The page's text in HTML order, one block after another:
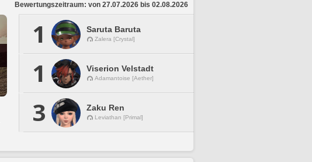
Bewertungszeitraum: von 27.07.2026 bis 02.08.2026
1 Saruta Baruta
Zalera [Crystal]
1 Viserion Velstadt
Adamantoise [Aether]
3 Zaku Ren
Leviathan [Primal]